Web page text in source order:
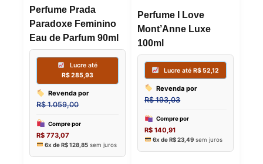
Perfume Prada
Paradoxe Feminino
Eau de Parfum 90ml
Perfume I Love
Mont’Anne Luxe
100ml